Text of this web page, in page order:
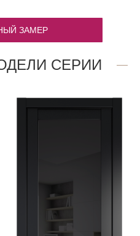
ЗАМЕР
СЕРИИ